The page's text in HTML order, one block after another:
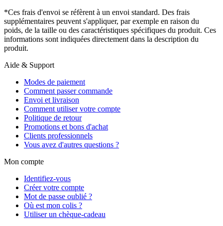
*Ces frais d'envoi se réfèrent à un envoi standard. Des frais
supplémentaires peuvent s'appliquer, par exemple en raison du
poids, de la taille ou des caractéristiques spécifiques du produit. Ces
informations sont indiquées directement dans la description du
produit.
Aide & Support
Modes de paiement
Comment passer commande
Envoi et livraison
Comment utiliser votre compte
Politique de retour
Promotions et bons d'achat
Clients professionnels
Vous avez d'autres questions ?
Mon compte
Identifiez-vous
Créer votre compte
Mot de passe oublié ?
Où est mon colis ?
Utiliser un chèque-cadeau